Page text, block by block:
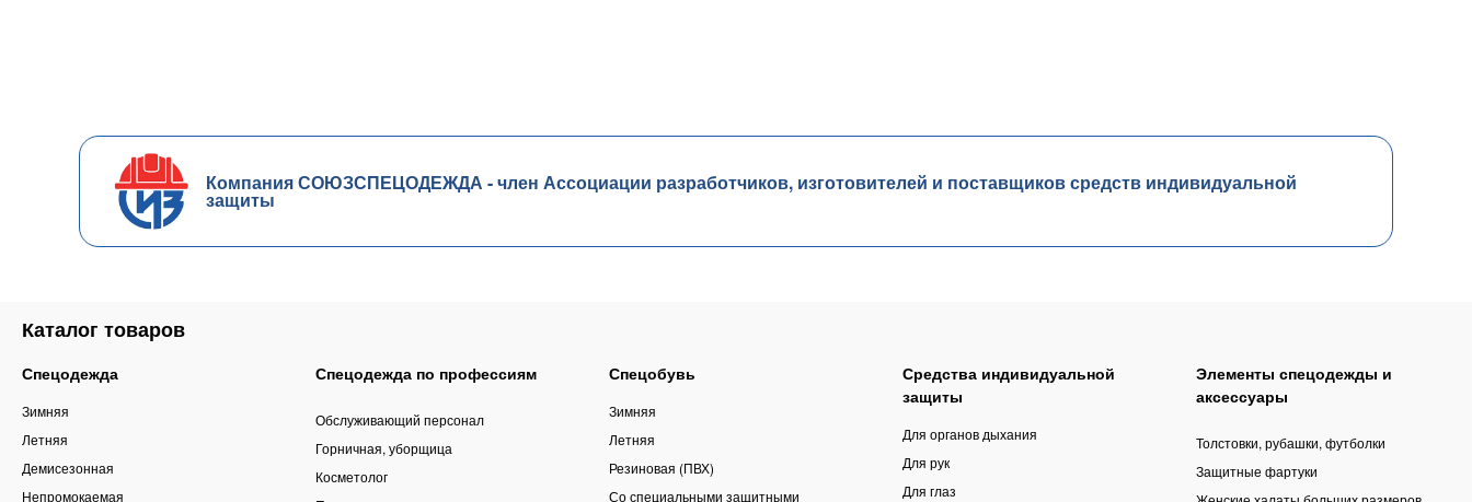
Компания СОЮЗСПЕЦОДЕЖДА - член Ассоциации разработчиков, изготовителей и поставщиков средств индивидуальной
защиты
Каталог товаров
Спецодежда
Зимняя
Летняя
Демисезонная
Непромокаемая
Спецодежда по профессиям
Обслуживающий персонал
Горничная, уборщица
Косметолог
Спецобувь
Зимняя
Летняя
Резиновая (ПВХ)
Со специальными защитными
Средства индивидуальной
защиты
Для органов дыхания
Для рук
Для глаз
Элементы спецодежды и
аксессуары
Толстовки, рубашки, футболки
Защитные фартуки